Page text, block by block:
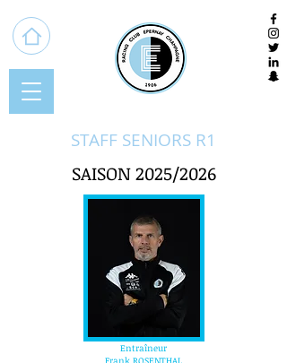
STAFF SENIORS R1
SAISON 2025/2026
Entraîneur
Frank ROSENTHAL